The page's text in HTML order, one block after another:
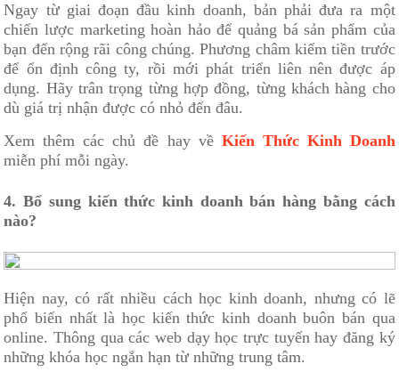
Ngay từ giai đoạn đầu kinh doanh, bản phải đưa ra một
chiến lược marketing hoàn hảo để quảng bá sản phẩm của
bạn đến rộng rãi công chúng. Phương châm kiếm tiền trước
để ổn định công ty, rồi mới phát triển liên nên được áp
dụng. Hãy trân trọng từng hợp đồng, từng khách hàng cho
dù giá trị nhận được có nhỏ đến đâu.
Xem thêm các chủ đề hay về Kiến Thức Kinh Doanh
miễn phí mỗi ngày.
4. Bổ sung kiến thức kinh doanh bán hàng bằng cách
nào?
Hiện nay, có rất nhiều cách học kinh doanh, nhưng có lẽ
phổ biến nhất là học kiến thức kinh doanh buôn bán qua
online. Thông qua các web dạy học trực tuyến hay đăng ký
những khóa học ngắn hạn từ những trung tâm.